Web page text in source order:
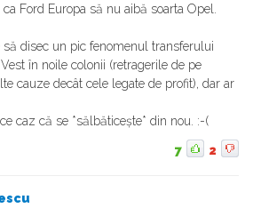
Ford Europa să nu aibă soarta Opel.
să disec un pic fenomenul transferului
în noile colonii (retragerile de pe
cauze decât cele legate de profit), dar ar
caz că se *sălbăticește* din nou. :-(
7 2